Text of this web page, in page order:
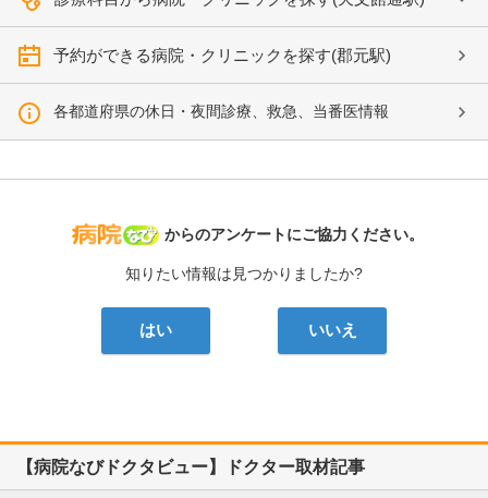
予約ができる病院・クリニックを探す(郡元駅)
各都道府県の休日・夜間診療、救急、当番医情報
病院なび
からのアンケートにご協力ください。
知りたい情報は見つかりましたか?
はい いいえ
【病院なびドクタビュー】ドクター取材記事